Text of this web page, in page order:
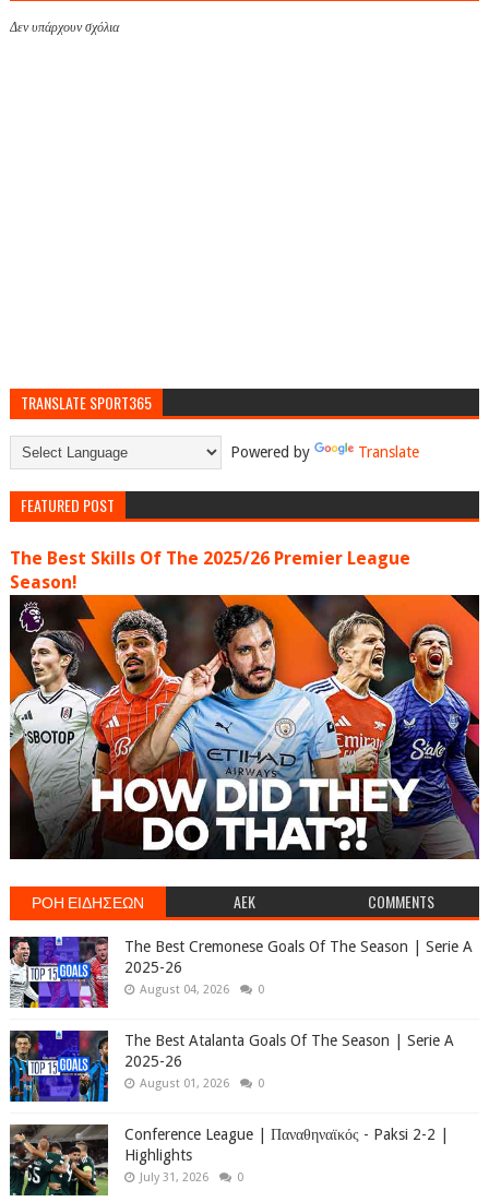
Δεν υπάρχουν σχόλια
TRANSLATE SPORT365
Powered by Translate
FEATURED POST
The Best Skills Of The 2025/26 Premier League
Season!
ΡΟΗ ΕΙΔΗΣΕΩΝ AEK COMMENTS
The Best Cremonese Goals Of The Season | Serie A
2025-26
August 04, 2026 0
The Best Atalanta Goals Of The Season | Serie A
2025-26
August 01, 2026 0
Conference League | Παναθηναϊκός - Paksi 2-2 |
Highlights
July 31, 2026 0